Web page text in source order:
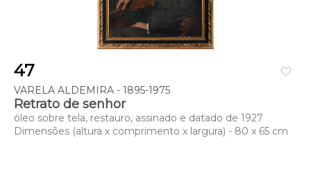
favorite_border
47
VARELA ALDEMIRA - 1895-1975
Retrato de senhor
óleo sobre tela, restauro, assinado e datado de 1927
Dimensões (altura x comprimento x largura) - 80 x 65 cm